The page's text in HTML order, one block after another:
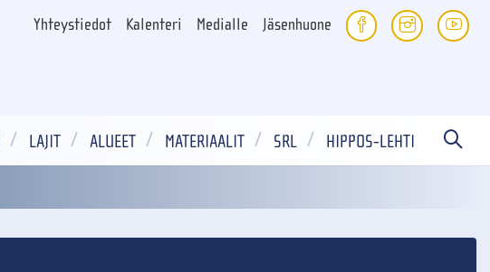
Yhteystiedot Kalenteri Medialle Jäsenhuone
LAJIT ALUEET MATERIAALIT SRL HIPPOS-LEHTI